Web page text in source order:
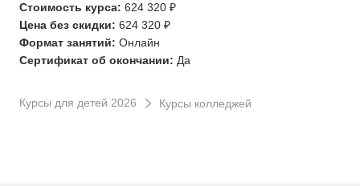
Курсы для детей 2026 Курсы колледжей
Стоимость курса: 624 320 ₽
Цена без скидки: 624 320 ₽
Формат занятий: Онлайн
Сертификат об окончании: Да